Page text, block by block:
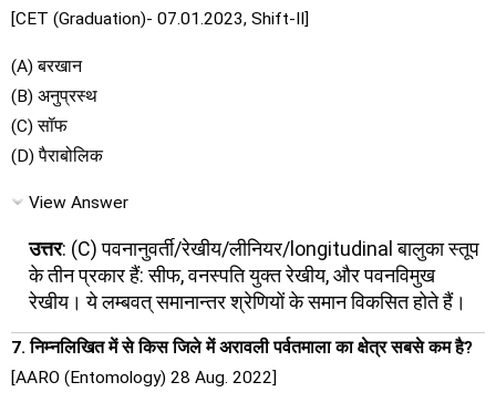
[CET (Graduation)- 07.01.2023, Shift-II]
(A) बरखान
(B) अनुप्रस्थ
(C) सॉफ
(D) पैराबोलिक
View Answer
उत्तर: (C) पवनानुवर्ती/रेखीय/लीनियर/longitudinal बालुका स्तूप
के तीन प्रकार हैं: सीफ, वनस्पति युक्त रेखीय, और पवनविमुख
रेखीय। ये लम्बवत् समानान्तर श्रेणियों के समान विकसित होते हैं।
7. निम्नलिखित में से किस जिले में अरावली पर्वतमाला का क्षेत्र सबसे कम है?
[AARO (Entomology) 28 Aug. 2022]